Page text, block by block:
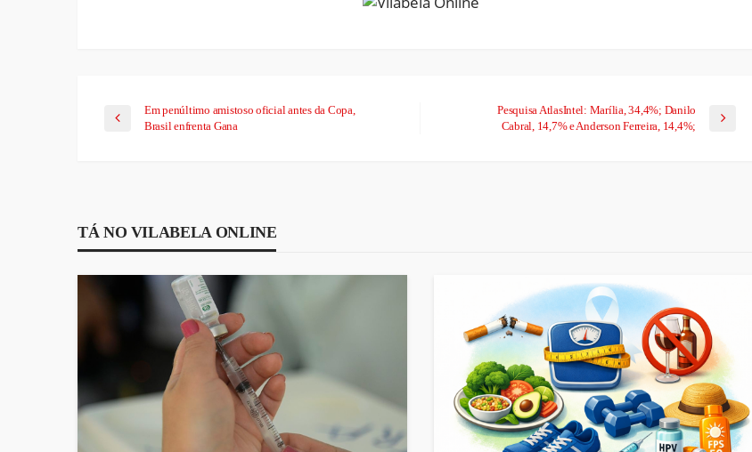
Em penúltimo amistoso oficial antes da Copa,
Brasil enfrenta Gana
Pesquisa AtlasIntel: Marília, 34,4%; Danilo
Cabral, 14,7% e Anderson Ferreira, 14,4%;
TÁ NO VILABELA ONLINE